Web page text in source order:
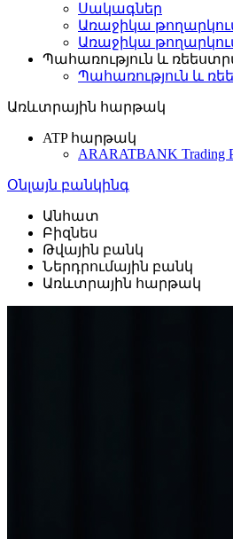
Սակագներ
Առաջիկա
Առաջիկա
Պահառություն և
Պահառություն և
Առևտրային հարթակ
ATP հարթակ
ARARATBANK Trading
Օնլայն բանկինգ
Անհատ
Բիզնես
Թվային բանկ
Ներդրումային բանկ
Առևտրային հարթակ